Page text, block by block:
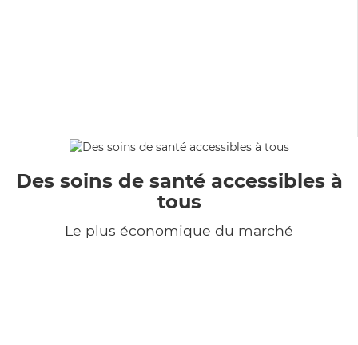
Des soins de santé accessibles à
tous
Le plus économique du marché